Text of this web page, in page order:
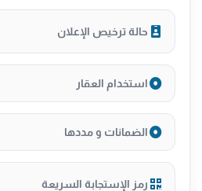
حالة ترخيص الإعلان
استخدام العقار
الضمانات و مددها
رمز الإستجابة السريعة